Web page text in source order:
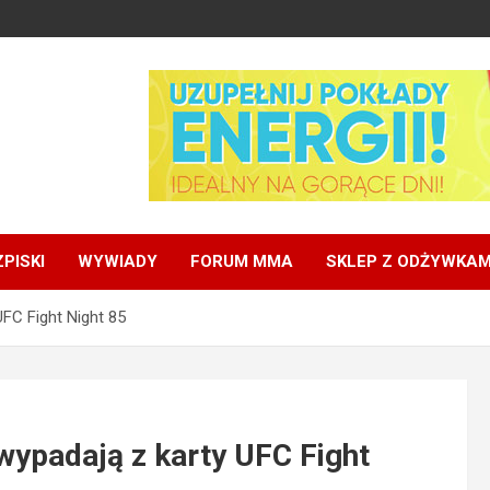
WYWIADY FORUM MMA SKLEP Z
Fight Night 85
z karty UFC Fight